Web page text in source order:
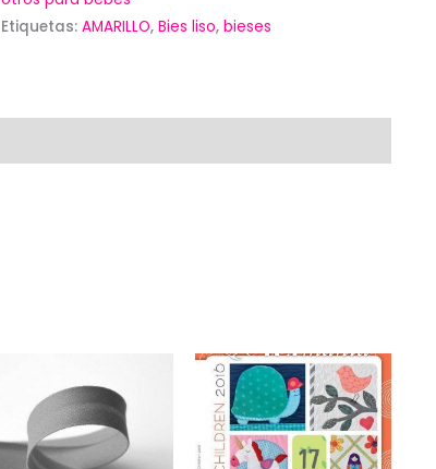
mm
Etiquetas: AMARILLO, Bies liso, bieses